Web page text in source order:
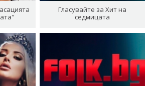
Гласувайте за Хит на
седмицата